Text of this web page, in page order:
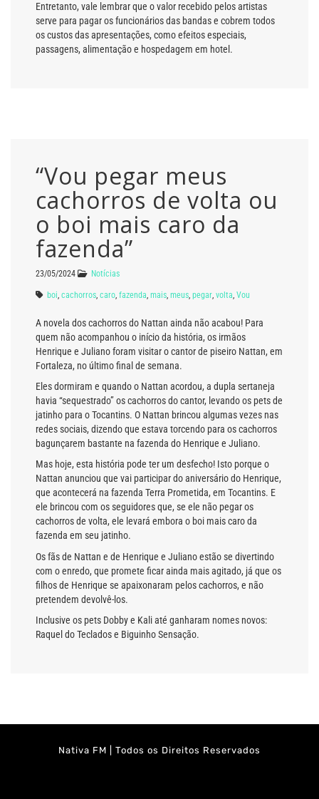
Entretanto, vale lembrar que o valor recebido pelos artistas
serve para pagar os funcionários das bandas e cobrem todos
os custos das apresentações, como efeitos especiais,
passagens, alimentação e hospedagem em hotel.
“Vou pegar meus
cachorros de volta ou
o boi mais caro da
fazenda”
23/05/2024 Notícias
boi cachorros caro fazenda mais meus pegar volta Vou
A novela dos cachorros do Nattan ainda não acabou! Para
quem não acompanhou o início da história, os irmãos
Henrique e Juliano foram visitar o cantor de piseiro Nattan, em
Fortaleza, no último final de semana.
Eles dormiram e quando o Nattan acordou, a dupla sertaneja
havia “sequestrado” os cachorros do cantor, levando os pets de
jatinho para o Tocantins. O Nattan brincou algumas vezes nas
redes sociais, dizendo que estava torcendo para os cachorros
bagunçarem bastante na fazenda do Henrique e Juliano.
Mas hoje, esta história pode ter um desfecho! Isto porque o
Nattan anunciou que vai participar do aniversário do Henrique,
que acontecerá na fazenda Terra Prometida, em Tocantins. E
ele brincou com os seguidores que, se ele não pegar os
cachorros de volta, ele levará embora o boi mais caro da
fazenda em seu jatinho.
Os fãs de Nattan e de Henrique e Juliano estão se divertindo
com o enredo, que promete ficar ainda mais agitado, já que os
filhos de Henrique se apaixonaram pelos cachorros, e não
pretendem devolvê-los.
Inclusive os pets Dobby e Kali até ganharam nomes novos:
Raquel do Teclados e Biguinho Sensação.
Nativa FM | Todos os Direitos Reservados